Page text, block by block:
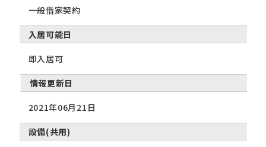
一般借家契約
入居可能日
即入居可
情報更新日
2021年06月21日
設備(共用)